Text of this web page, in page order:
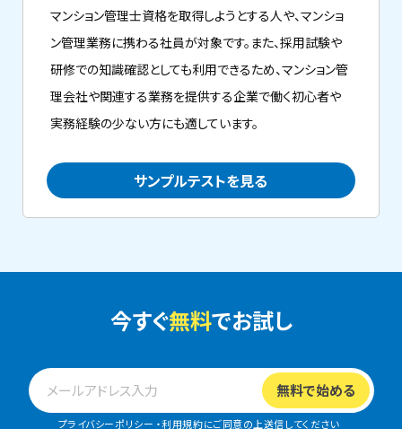
マンション管理士資格を取得しようとする人や、マンショ
ン管理業務に携わる社員が対象です。また、採用試験や
研修での知識確認としても利用できるため、マンション管
理会社や関連する業務を提供する企業で働く初心者や
実務経験の少ない方にも適しています。
サンプルテストを見る
今すぐ無料でお試し
プライバシーポリシー ・利用規約にご同意の上送信してください